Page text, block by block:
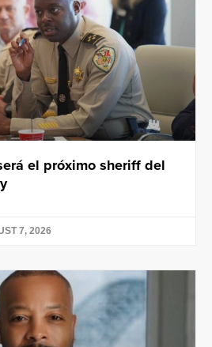
el próximo sheriff del
7, 2026